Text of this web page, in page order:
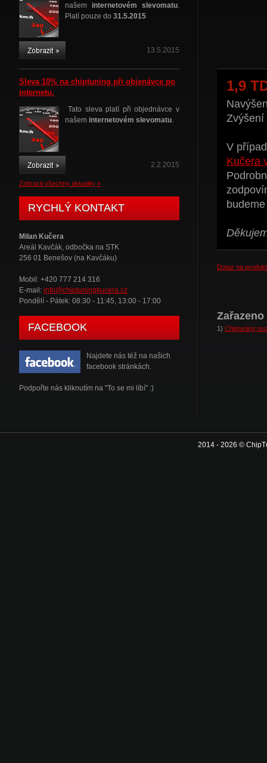
našem internetovém slevomatu.
Platí pouze do 31.5.2015
13.5.2015
Sleva 10% na chiptuning při objenávce po
internetu.
Tato sleva platí při objednávce v
našem internetovém slevomatu.
2.2.2015
Zobrazit všechny aktuality »
RYCHLÝ KONTAKT
Milan Kučera
Areál Kavčák, odbočka na STK
256 01 Benešov (na Kavčáku)
Mobil: +420 777 214 316
E-mail: info@chiptuningkucera.cz
Pondělí - Pátek: 08:30 - 11:45, 13:00 - 17:00
FACEBOOK
Najdete nás též na našich
facebook stránkách.
Podpořte nás kliknutím na "To se mi líbí" :)
1,9
Zvýšení
V
Kučera
Dotaz na produkt
1) Chiptuning
2014 - 2026 ©